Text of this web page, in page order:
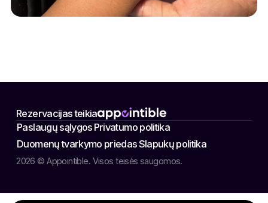
Rezervacijas teikia
2026 © Appointible. Visos teisės saugomos.
Paslaugų sąlygos Privatumo politika
Duomenų tvarkymo priedasSlapukų politika